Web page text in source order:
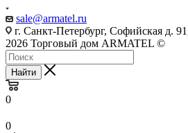
sale@armatel.ru
г. Санкт-Петербург, Софийская д.
2026 Торговый дом ARMATEL ©
Найти
0
0